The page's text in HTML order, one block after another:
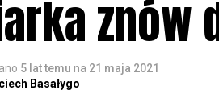
znów
5 lat temu na 21 maja 2021
Basałygo